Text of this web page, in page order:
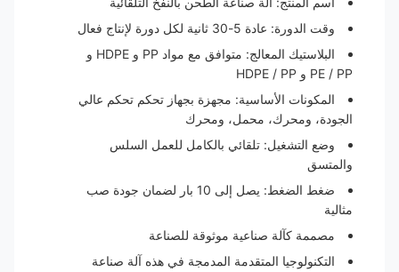
وقت الدورة: عادة 5-30 ثانية لكل دورة لإنتاج فعال
البلاستيك المعالج: متوافق مع مواد PP و HDPE و
PE / PP و HDPE / PP
المكونات الأساسية: مجهزة بجهاز تحكم تحكم عالي
الجودة، ومحرك، محمل، ومحرك
وضع التشغيل: تلقائي بالكامل للعمل السلس
والمتسق
ضغط الضغط: يصل إلى 10 بار لضمان جودة صب
مصممة كآلة صناعية موثوقة للصناعة
التكنولوجيا المتقدمة المدمجة في هذه آلة صناعة